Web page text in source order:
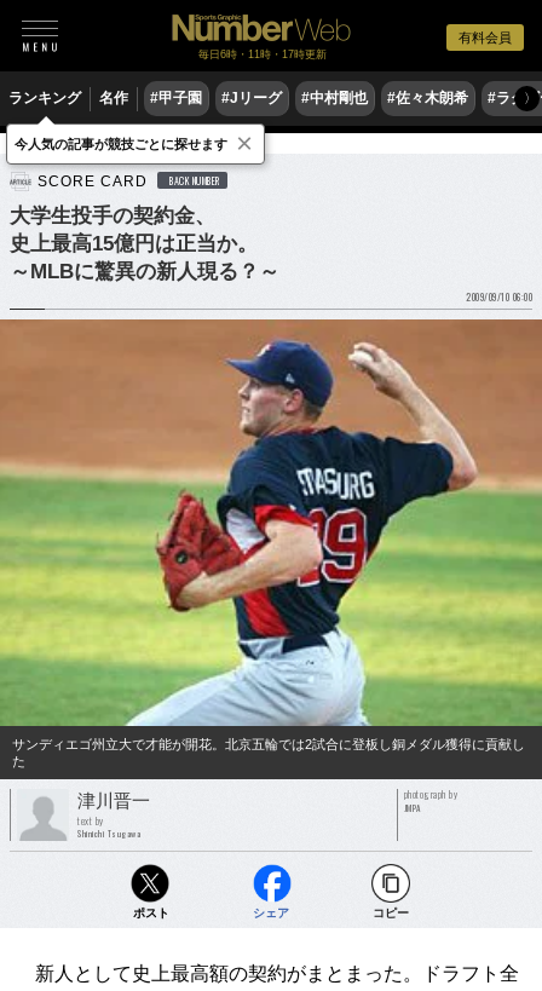
有料会員
毎日6時・11時・17時更新
ランキング 名作 #甲子園 #Jリーグ #中村剛也 #佐々木朗希 #ラグ〉
野球 MLB ドラフト会議
SCORE CARD BACK NUMBER
大学生投手の契約金、
史上最高15億円は正当か。
～MLBに驚異の新人現る？～
2009/09/10 06:00
サンディエゴ州立大で才能が開花。北京五輪では2試合に登板し銅メダル獲得に貢献し
た
津川晋一
text by
Shinichi Tsugawa
photograph by
JMPA
ポスト シェア コピー
新人として史上最高額の契約がまとまった。ドラフト全
今人気の記事が競技ごとに探せます ×